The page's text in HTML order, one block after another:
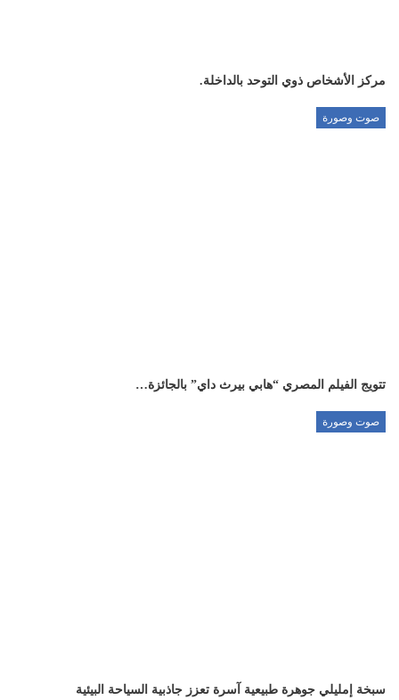
مركز الأشخاص ذوي التوحد بالداخلة.
صوت وصورة
تتويج الفيلم المصري “هابي بيرث داي” بالجائزة…
صوت وصورة
سبخة إمليلي جوهرة طبيعية آسرة تعزز جاذبية السياحة البيئية